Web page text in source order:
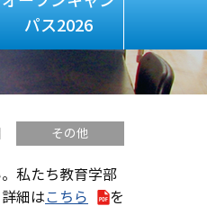
パス2026
その他
私たち教育学部
細はこちら
を